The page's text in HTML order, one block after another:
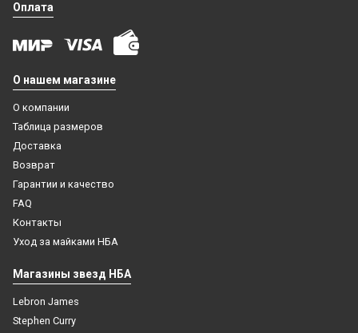
Оплата
О нашем магазине
О компании
Таблица размеров
Доставка
Возврат
Гарантии и качество
FAQ
Контакты
Уход за майками НБА
Магазины звезд НБА
Lebron James
Stephen Curry